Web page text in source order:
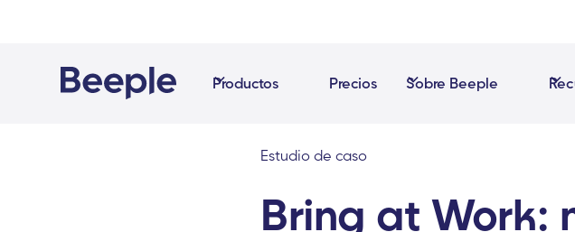
Productos Precios Sobre Beeple
Estudio de caso
Bring at Work: